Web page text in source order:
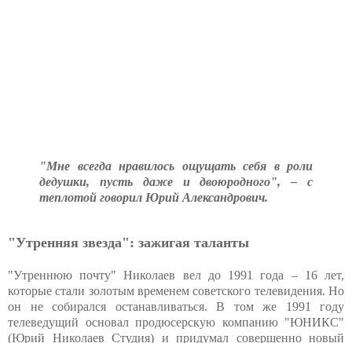
"Мне всегда нравилось ощущать себя в роли
дедушки, пусть даже и двоюродного", – с
теплотой говорил Юрий Александрович.
"Утренняя звезда": зажигая таланты
"Утреннюю почту" Николаев вел до 1991 года – 16 лет,
которые стали золотым временем советского телевидения. Но
он не собирался останавливаться. В том же 1991 году
телеведущий основал продюсерскую компанию "ЮНИКС"
(Юрий Николаев Студия) и придумал совершенно новый